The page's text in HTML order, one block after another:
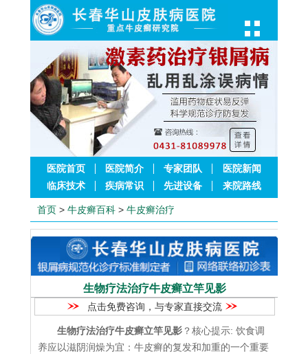
医院首页 医院简介 专家团队
医院新闻
临床技术
疾病常识 先进设备 来院路线
首页 > 牛皮癣百科 > 牛皮癣治疗
生物疗法治疗牛皮癣立竿见影
点击免费咨询，与专家直接交流
生物疗法治疗牛皮癣立竿见影 ？核心提示: 饮食调
养应以滋阴润燥为宜：牛皮癣的复发和加重的一个重要